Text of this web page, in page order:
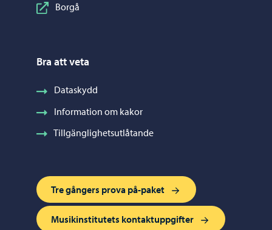
Borgå
Bra att veta
Dataskydd
Information om kakor
Tillgänglighetsutlåtande
Tre gångers prova på-paket
Musikinstitutets kontaktuppgifter